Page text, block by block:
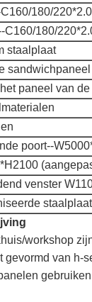
180/220*2.0
C160/180/
staalplaat
paneel van
poort--
venster
workshop
van h-